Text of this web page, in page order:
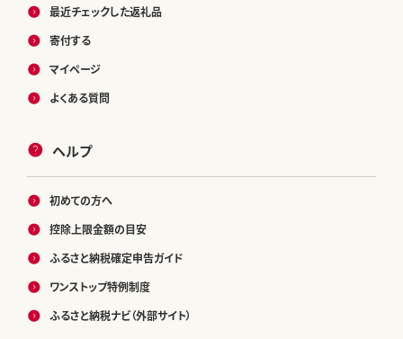
最近チェックした返礼品
寄付する
マイページ
よくある質問
ヘルプ
初めての方へ
控除上限金額の目安
ふるさと納税確定申告ガイド
ワンストップ特例制度
ふるさと納税ナビ（外部サイト）